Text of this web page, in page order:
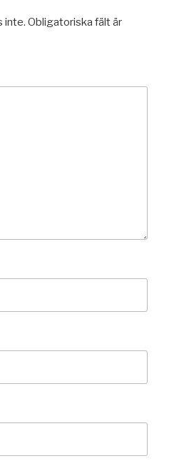
inte. Obligatoriska fält är